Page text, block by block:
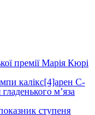
премії Марія Кюрі
калікс[4]арен C-
м’яза
ступеня